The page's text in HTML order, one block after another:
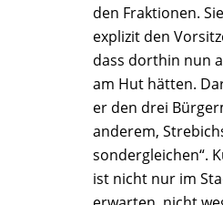
den Fraktionen.
explizit den
dass dorthin nun
am Hut hätten.
er den drei
anderem,
sondergleichen“.
ist nicht nur im